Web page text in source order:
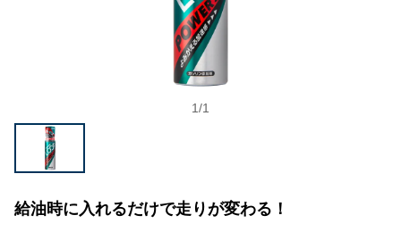
1/1
給油時に入れるだけで走りが変わる！